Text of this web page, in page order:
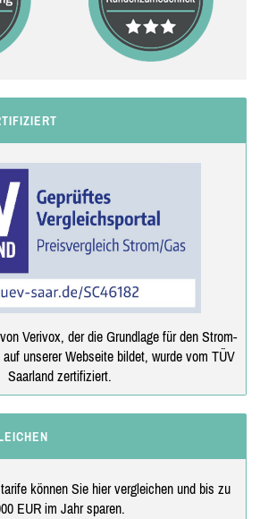
Verivox, der die Grundlage für den Strom-
unserer Webseite bildet, wurde vom TÜV
Saarland zertifiziert.
können Sie hier vergleichen und bis zu
EUR im Jahr sparen.